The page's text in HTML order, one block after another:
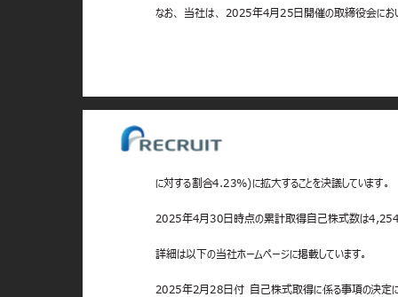
なお、 当社は、 2025年4月25日開催の取締役会に
に対する割合4.23%)に拡大することを決議しています。
2025年4月30日時点の累計取得自己株式数は
詳細は以下の当社ホームページに掲載しています。
2025年2月28日付 自己株式取得に係る事項の決定